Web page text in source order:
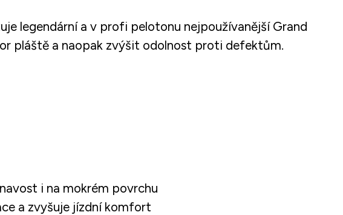
legendární a v profi pelotonu nejpoužívanější Grand
pláště a naopak zvýšit odolnost proti defektům.
i na mokrém povrchu
a zvyšuje jízdní komfort